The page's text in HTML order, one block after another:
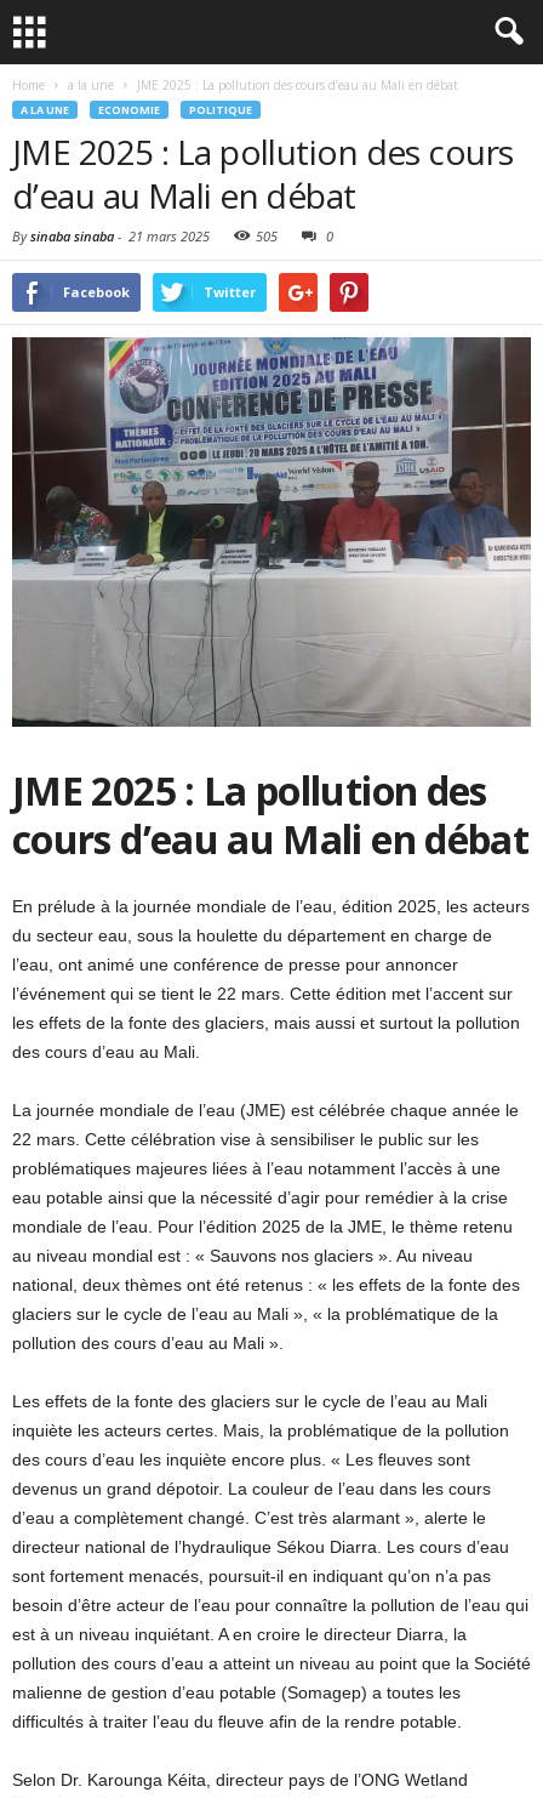
Home a la une JME 2025 : La pollution des cours d’eau au Mali en débat
A LA UNE ECONOMIE POLITIQUE
JME 2025 : La pollution des cours
d’eau au Mali en débat
Bysinaba sinaba - 21 mars 2025 505 0
Facebook Twitter
JME 2025 : La pollution des
cours d’eau au Mali en débat
En prélude à la journée mondiale de l’eau, édition 2025, les acteurs
du secteur eau, sous la houlette du département en charge de
l’eau, ont animé une conférence de presse pour annoncer
l’événement qui se tient le 22 mars. Cette édition met l’accent sur
les effets de la fonte des glaciers, mais aussi et surtout la pollution
des cours d’eau au Mali.
La journée mondiale de l’eau (JME) est célébrée chaque année le
22 mars. Cette célébration vise à sensibiliser le public sur les
problématiques majeures liées à l’eau notamment l’accès à une
eau potable ainsi que la nécessité d’agir pour remédier à la crise
mondiale de l’eau. Pour l’édition 2025 de la JME, le thème retenu
au niveau mondial est : « Sauvons nos glaciers ». Au niveau
national, deux thèmes ont été retenus : « les effets de la fonte des
glaciers sur le cycle de l’eau au Mali », « la problématique de la
pollution des cours d’eau au Mali ».
Les effets de la fonte des glaciers sur le cycle de l’eau au Mali
inquiète les acteurs certes. Mais, la problématique de la pollution
des cours d’eau les inquiète encore plus. « Les fleuves sont
devenus un grand dépotoir. La couleur de l’eau dans les cours
d’eau a complètement changé. C’est très alarmant », alerte le
directeur national de l’hydraulique Sékou Diarra. Les cours d’eau
sont fortement menacés, poursuit-il en indiquant qu’on n’a pas
besoin d’être acteur de l’eau pour connaître la pollution de l’eau qui
est à un niveau inquiétant. A en croire le directeur Diarra, la
pollution des cours d’eau a atteint un niveau au point que la Société
malienne de gestion d’eau potable (Somagep) a toutes les
difficultés à traiter l’eau du fleuve afin de la rendre potable.
Selon Dr. Karounga Kéita, directeur pays de l’ONG Wetland